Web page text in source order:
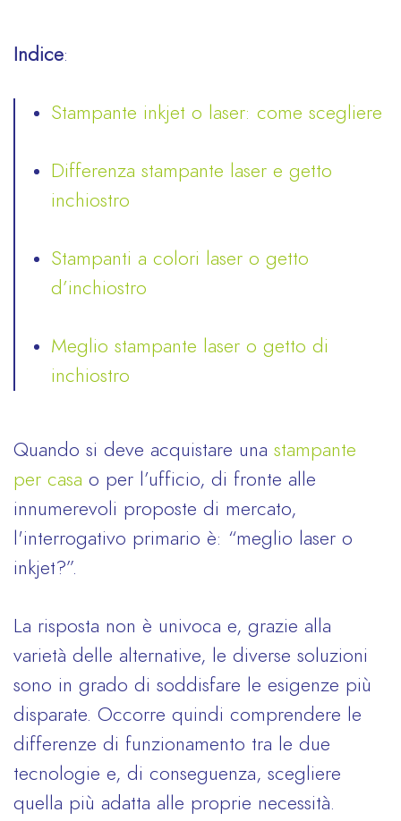
Indice:
Stampante inkjet o laser: come scegliere
Differenza stampante laser e getto
inchiostro
Stampanti a colori laser o getto
d’inchiostro
Meglio stampante laser o getto di
inchiostro
Quando si deve acquistare una stampante
per casa o per l’ufficio, di fronte alle
innumerevoli proposte di mercato,
l'interrogativo primario è: “meglio laser o
inkjet?”.
La risposta non è univoca e, grazie alla
varietà delle alternative, le diverse soluzioni
sono in grado di soddisfare le esigenze più
disparate. Occorre quindi comprendere le
differenze di funzionamento tra le due
tecnologie e, di conseguenza, scegliere
quella più adatta alle proprie necessità.